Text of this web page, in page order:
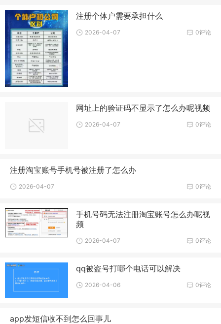
注册个体户需要承担什么
0评论
2026-04-07
网址上的验证码不显示了怎么办呢视频
0评论
2026-04-07
注册淘宝账号手机号被注册了怎么办
0评论
2026-04-07
手机号码无法注册淘宝账号怎么办呢视
频
0评论
2026-04-07
qq被盗号打哪个电话可以解决
0评论
2026-04-06
app发短信收不到怎么回事儿